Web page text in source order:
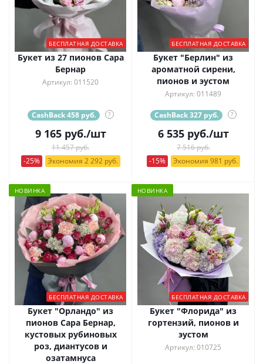
БЕСПЛАТНАЯ ДОСТАВКА
Букет из 27 пионов Сара
Бернар
Артикул: 011520
CashBack 458 руб. ?
9 165руб./шт
11 457 руб.
-25%
Экономия 2 292 руб.
БЕСПЛАТНАЯ ДОСТАВКА
Букет "Берлин" из
ароматной сирени,
пионов и эустом
Артикул: 011489
CashBack 327 руб. ?
6 535руб./шт
7 516 руб.
-15%
Экономия 981 руб.
НОВИНКА
БЕСПЛАТНАЯ ДОСТАВКА
Букет "Орландо" из
пионов Сара Бернар,
кустовых рубиновых
роз, диантусов и
озатамнуса
НОВИНКА
БЕСПЛАТНАЯ ДОСТАВКА
Букет "Флорида" из
гортензий, пионов и
эустом
Артикул: 010725